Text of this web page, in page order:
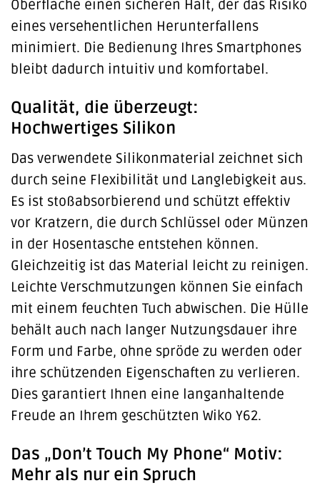
Oberfläche einen sicheren Halt, der das Risiko
eines versehentlichen Herunterfallens
minimiert. Die Bedienung Ihres Smartphones
bleibt dadurch intuitiv und komfortabel.
Qualität, die überzeugt:
Hochwertiges Silikon
Das verwendete Silikonmaterial zeichnet sich
durch seine Flexibilität und Langlebigkeit aus.
Es ist stoßabsorbierend und schützt effektiv
vor Kratzern, die durch Schlüssel oder Münzen
in der Hosentasche entstehen können.
Gleichzeitig ist das Material leicht zu reinigen.
Leichte Verschmutzungen können Sie einfach
mit einem feuchten Tuch abwischen. Die Hülle
behält auch nach langer Nutzungsdauer ihre
Form und Farbe, ohne spröde zu werden oder
ihre schützenden Eigenschaften zu verlieren.
Dies garantiert Ihnen eine langanhaltende
Freude an Ihrem geschützten Wiko Y62.
Das „Don’t Touch My Phone“ Motiv:
Mehr als nur ein Spruch